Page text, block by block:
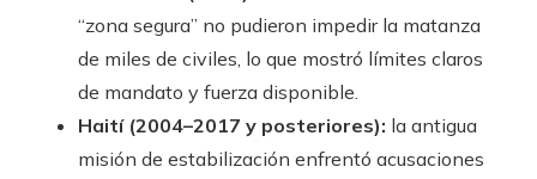
“zona segura” no pudieron impedir la matanza
de miles de civiles, lo que mostró límites claros
de mandato y fuerza disponible.
Haití (2004–2017 y posteriores): la antigua
misión de estabilización enfrentó acusaciones